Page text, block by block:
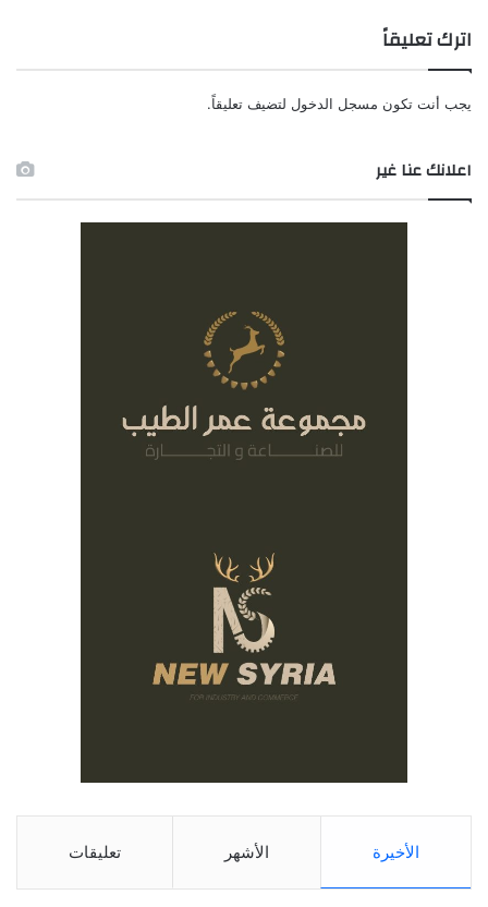
اترك تعليقاً
يجب أنت تكون مسجل الدخول لتضيف تعليقاً.
اعلانك عنا غير
الأخيرة الأشهر تعليقات